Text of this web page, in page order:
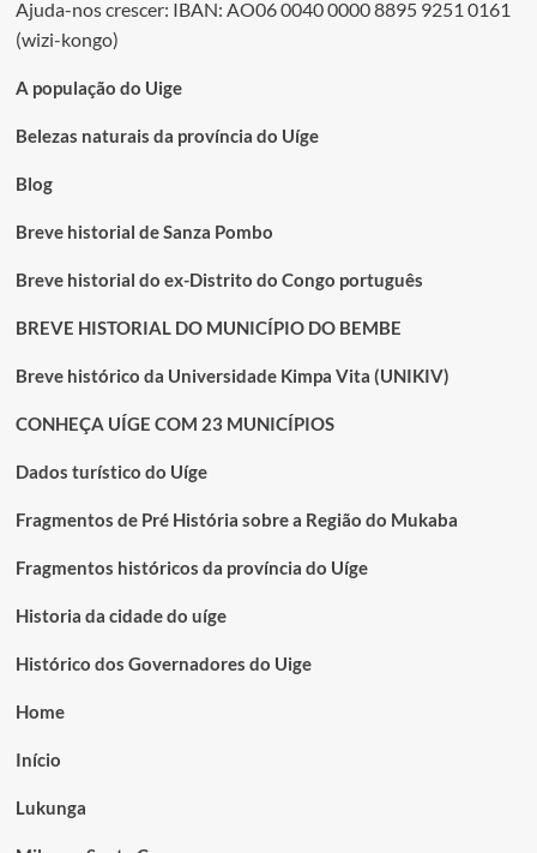
Ajuda-nos crescer: IBAN: AO06 0040 0000 8895 9251 0161
(wizi-kongo)
A população do Uige
Belezas naturais da província do Uíge
Blog
Breve historial de Sanza Pombo
Breve historial do ex-Distrito do Congo português
BREVE HISTORIAL DO MUNICÍPIO DO BEMBE
Breve histórico da Universidade Kimpa Vita (UNIKIV)
CONHEÇA UÍGE COM 23 MUNICÍPIOS
Dados turístico do Uíge
Fragmentos de Pré História sobre a Região do Mukaba
Fragmentos históricos da província do Uíge
Historia da cidade do uíge
Histórico dos Governadores do Uige
Home
Início
Lukunga